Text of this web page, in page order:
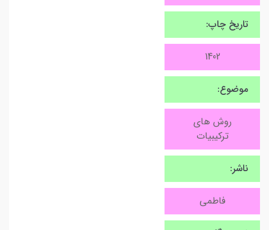
تاریخ چاپ:
1402
موضوع:
روش های
ترکیبیات
ناشر:
فاطمی